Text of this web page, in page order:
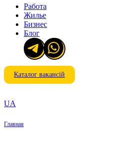
Работа
Жилье
Бизнес
Блог
Каталог вакансій
UA
Главная